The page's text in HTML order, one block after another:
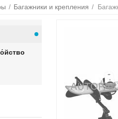
/ Багажники и крепления /